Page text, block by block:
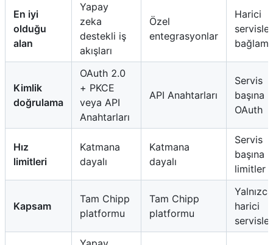
En iyi
olduğu
alan
Yapay
zeka
destekli iş
akışları
Özel
entegrasyonlar
Harici
Kimlik
doğrulama
OAuth 2.0
+ PKCE
veya API
Anahtarları
API Anahtarları
Servis
başına
OAuth
Hız
limitleri
Katmana
dayalı
Katmana
dayalı
Servis
başına
limitler
Kapsam
Tam Chipp
platformu
Tam Chipp
platformu
Yalnızca
harici
servisler